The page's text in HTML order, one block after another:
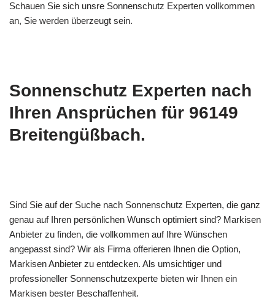
Schauen Sie sich unsre Sonnenschutz Experten vollkommen
an, Sie werden überzeugt sein.
Sonnenschutz Experten nach
Ihren Ansprüchen für 96149
Breitengüßbach.
Sind Sie auf der Suche nach Sonnenschutz Experten, die ganz
genau auf Ihren persönlichen Wunsch optimiert sind? Markisen
Anbieter zu finden, die vollkommen auf Ihre Wünschen
angepasst sind? Wir als Firma offerieren Ihnen die Option,
Markisen Anbieter zu entdecken. Als umsichtiger und
professioneller Sonnenschutzexperte bieten wir Ihnen ein
Markisen bester Beschaffenheit.